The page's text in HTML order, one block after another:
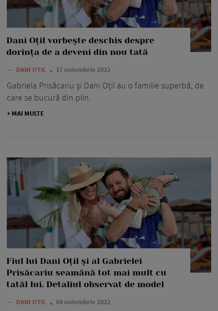
Dani Oțil vorbește deschis despre
dorința de a deveni din nou tată
— DANI OTIL 17 noiembrie 2022
Gabriela Prisăcariu și Dani Oțil au o familie superbă, de
care se bucură din plin.
+ MAI MULTE
Fiul lui Dani Oțil și al Gabrielei
Prisăcariu seamănă tot mai mult cu
tatăl lui. Detaliul observat de model
— DANI OTIL 04 noiembrie 2022